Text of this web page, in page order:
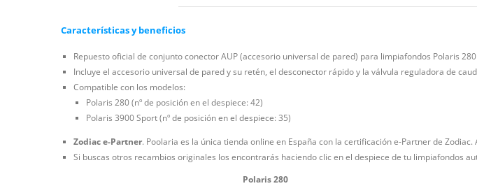
Características y beneficios
Repuesto oficial de conjunto conector AUP (accesorio universal de pared) para limpiafondos Polaris
Incluye el accesorio universal de pared y su retén, el desconector rápido y la válvula reguladora de
Compatible con los modelos:
Polaris 280 (nº de posición en el despiece: 42)
Polaris 3900 Sport (nº de posición en el despiece: 35)
Zodiac e-Partner. Poolaria es la única tienda online en España con la certificación e-Partner de
Si buscas otros recambios originales los encontrarás haciendo clic en el despiece de tu limpiafondos
Polaris 280